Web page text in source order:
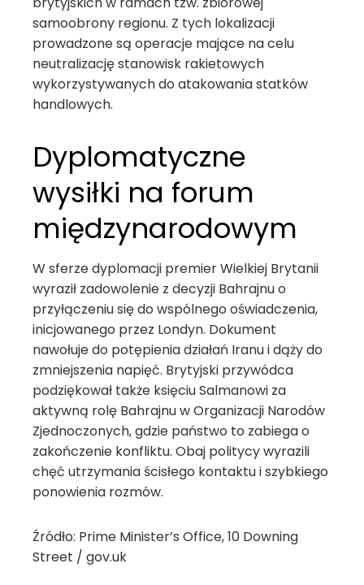
samoobrony regionu. Z tych lokalizacji
prowadzone są operacje mające na celu
neutralizację stanowisk rakietowych
wykorzystywanych do atakowania statków
handlowych.
Dyplomatyczne
wysiłki na forum
międzynarodowym
W sferze dyplomacji premier Wielkiej Brytanii
wyraził zadowolenie z decyzji Bahrajnu o
przyłączeniu się do wspólnego oświadczenia,
inicjowanego przez Londyn. Dokument
nawołuje do potępienia działań Iranu i dąży do
zmniejszenia napięć. Brytyjski przywódca
podziękował także księciu Salmanowi za
aktywną rolę Bahrajnu w Organizacji Narodów
Zjednoczonych, gdzie państwo to zabiega o
zakończenie konfliktu. Obaj politycy wyrazili
chęć utrzymania ścisłego kontaktu i szybkiego
ponowienia rozmów.
Źródło: Prime Minister’s Office, 10 Downing
Street / gov.uk